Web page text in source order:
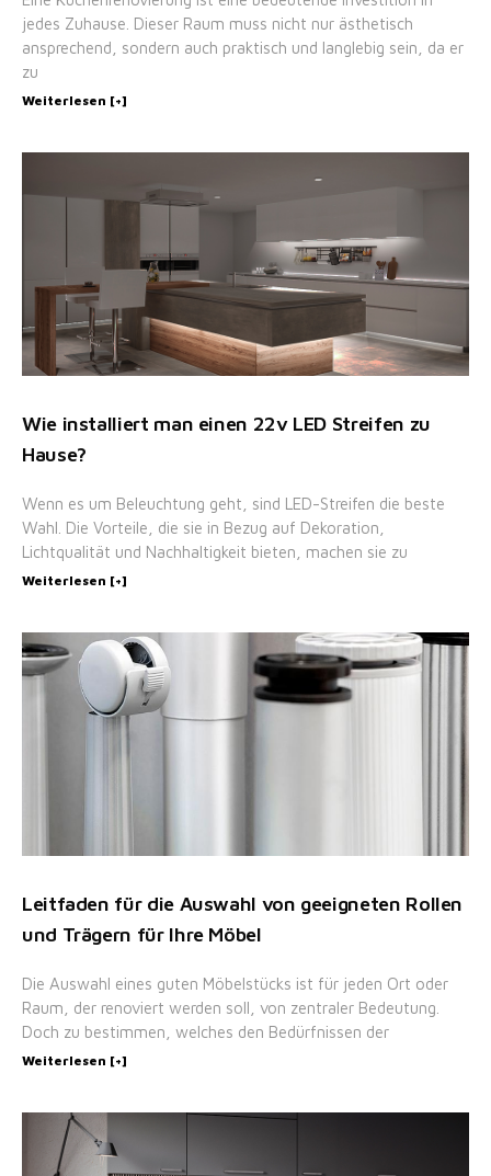
jedes Zuhause. Dieser Raum muss nicht nur ästhetisch
ansprechend, sondern auch praktisch und langlebig sein, da er
zu
Weiterlesen [+]
Wie installiert man einen 22v LED Streifen zu
Hause?
Wenn es um Beleuchtung geht, sind LED-Streifen die beste
Wahl. Die Vorteile, die sie in Bezug auf Dekoration,
Lichtqualität und Nachhaltigkeit bieten, machen sie zu
Weiterlesen [+]
Leitfaden für die Auswahl von geeigneten Rollen
und Trägern für Ihre Möbel
Die Auswahl eines guten Möbelstücks ist für jeden Ort oder
Raum, der renoviert werden soll, von zentraler Bedeutung.
Doch zu bestimmen, welches den Bedürfnissen der
Weiterlesen [+]